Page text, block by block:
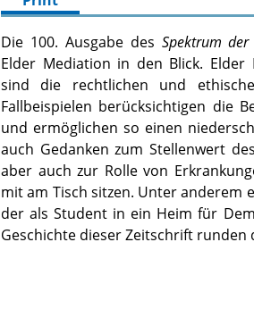
Die 100. Ausgabe des Spektrum
Elder Mediation in den Blick.
sind die rechtlichen und
Fallbeispielen berücksichtigen die
und ermöglichen so einen
auch Gedanken zum Stellenwert
aber auch zur Rolle von
mit am Tisch sitzen. Unter anderem
der als Student in ein Heim für
Geschichte dieser Zeitschrift runden